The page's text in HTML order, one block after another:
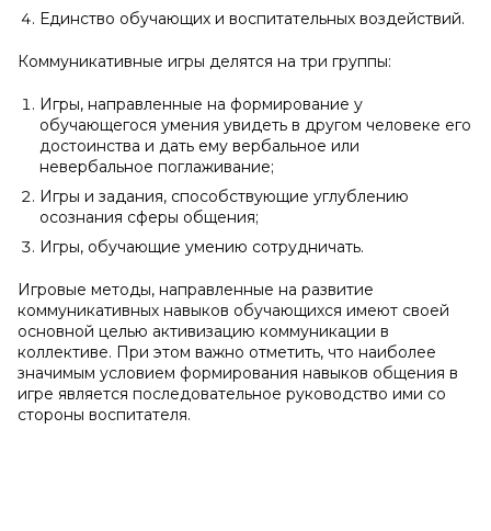
Единство обучающих и воспитательных воздействий.
Коммуникативные игры делятся на три группы:
Игры, направленные на формирование у
обучающегося умения увидеть в другом человеке его
достоинства и дать ему вербальное или
невербальное поглаживание;
Игры и задания, способствующие углублению
осознания сферы общения;
Игры, обучающие умению сотрудничать.
Игровые методы, направленные на развитие
коммуникативных навыков обучающихся имеют своей
основной целью активизацию коммуникации в
коллективе. При этом важно отметить, что наиболее
значимым условием формирования навыков общения в
игре является последовательное руководство ими со
стороны воспитателя.